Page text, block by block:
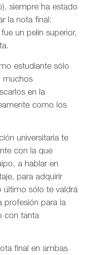
siempre ha estado
la nota final:
un pelín superior,
estudiante sólo
muchos
en la
como los
universitaria te
con la que
a hablar en
para adquirir
último sólo te valdrá
profesión para la
con tanta
final en ambas